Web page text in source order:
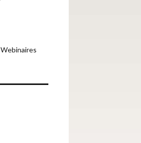
Webinaires